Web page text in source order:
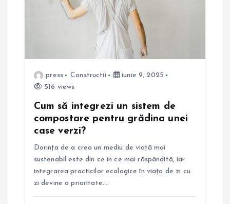
press Constructii
iunie 9, 2025
516 views
Cum să integrezi un sistem de
compostare pentru grădina unei
case verzi?
Dorința de a crea un mediu de viață mai
sustenabil este din ce în ce mai răspândită, iar
integrarea practicilor ecologice în viața de zi cu
zi devine o prioritate.…